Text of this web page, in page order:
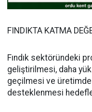
FINDIKTA KATMA
Fındık sektöründeki
geliştirilmesi, daha
geçilmesi ve
desteklenmesi